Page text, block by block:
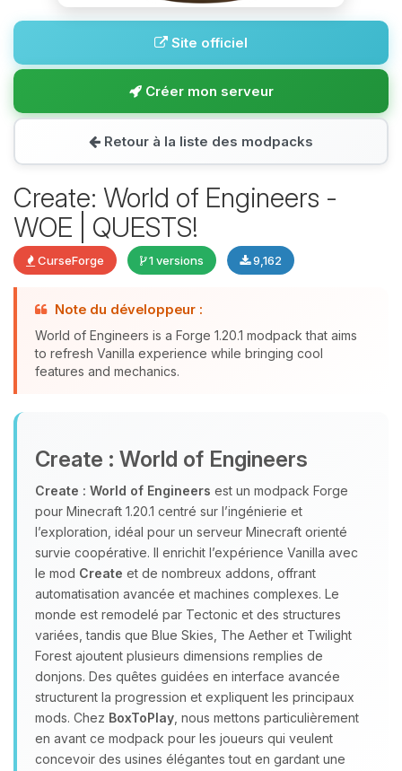
Site officiel
Créer mon serveur
Retour à la liste des modpacks
Create: World of Engineers -
WOE | QUESTS!
CurseForge 1 versions 9,162
Note du développeur :
World of Engineers is a Forge 1.20.1 modpack that aims
to refresh Vanilla experience while bringing cool
features and mechanics.
Create : World of Engineers
Create : World of Engineers est un modpack Forge
pour Minecraft 1.20.1 centré sur l’ingénierie et
l’exploration, idéal pour un serveur Minecraft orienté
survie coopérative. Il enrichit l’expérience Vanilla avec
le mod Create et de nombreux addons, offrant
automatisation avancée et machines complexes. Le
monde est remodelé par Tectonic et des structures
variées, tandis que Blue Skies, The Aether et Twilight
Forest ajoutent plusieurs dimensions remplies de
donjons. Des quêtes guidées en interface avancée
structurent la progression et expliquent les principaux
mods. Chez BoxToPlay , nous mettons particulièrement
en avant ce modpack pour les joueurs qui veulent
concevoir des usines élégantes tout en gardant une
Youpi, enfin quelqu’un pour me
assistant BoxToPlay. Dis-moi ce dont
tu as besoin et je vais remuer mes
petits circuits pour t’aider.